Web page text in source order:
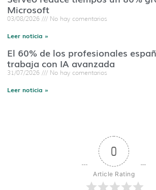
Microsoft
03/08/2026 No hay comentarios
Leer noticia »
El 60% de los profesionales
trabaja con IA avanzada
31/07/2026 No hay comentarios
Leer noticia »
0
Article Rating